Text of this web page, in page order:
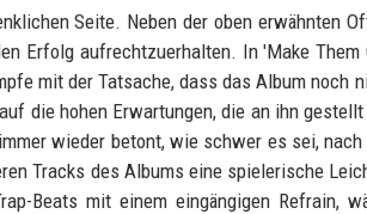
Seite. Neben der oben erwähnten
Erfolg aufrechtzuerhalten. In 'Make
mit der Tatsache, dass das Album noch
die hohen Erwartungen, die an ihn
wieder betont, wie schwer es sei,
Tracks des Albums eine spielerische
Beats mit einem eingängigen Refrain,